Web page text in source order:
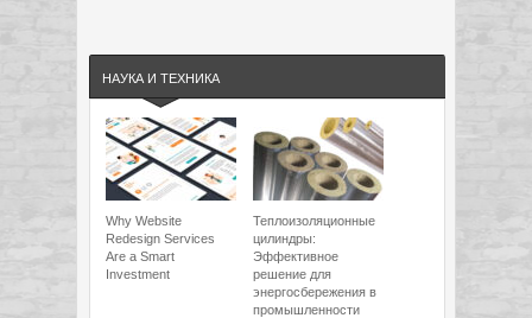
НАУКА И ТЕХНИКА
Why Website
Redesign Services
Are a Smart
Investment
Теплоизоляционные
цилиндры:
Эффективное
решение для
энергосбережения в
промышленности